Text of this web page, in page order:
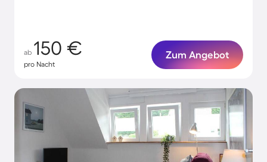
ab 150 €
pro Nacht
Zum Angebot